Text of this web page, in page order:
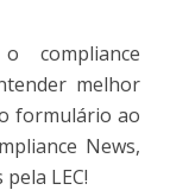
compliance
melhor
formulário ao
News,
LEC!